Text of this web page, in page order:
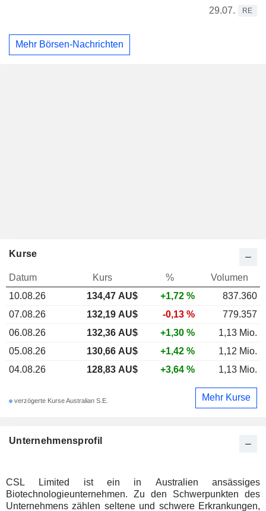
29.07.
RE
Mehr Börsen-Nachrichten
Unternehmensprofil
CSL Limited ist ein in Australien ansässiges
Biotechnologieunternehmen. Zu den Schwerpunkten des
Unternehmens zählen seltene und schwere Erkrankungen,
Kurse
Datum Kurs %
Volumen
10.08.26
134,47 AU$ +1,72 %
837.360
07.08.26
132,19 AU$ -0,13 %
779.357
06.08.26
132,36 AU$ +1,30 %
1,13 Mio.
05.08.26
130,66 AU$ +1,42 %
1,12 Mio.
04.08.26
128,83 AU$ +3,64 % 1,13 Mio.
verzögerte Kurse Australian S.E. Mehr Kurse